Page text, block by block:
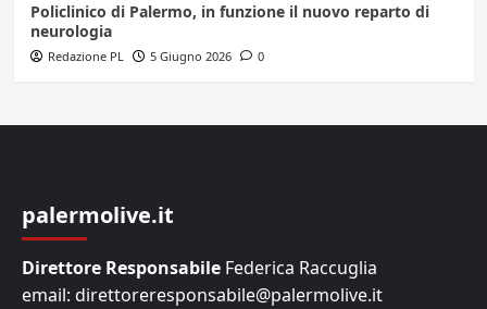
Policlinico di Palermo, in funzione il nuovo reparto di
neurologia
Redazione PL 5 Giugno 2026 0
palermolive.it
Direttore Responsabile Federica Raccuglia
email: direttoreresponsabile@palermolive.it